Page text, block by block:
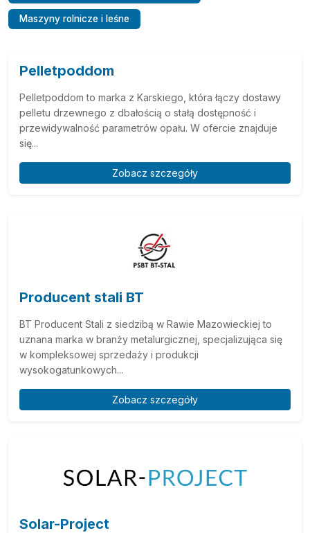
Maszyny rolnicze i leśne
Pelletpoddom
Pelletpoddom to marka z Karskiego, która łączy dostawy
pelletu drzewnego z dbałością o stałą dostępność i
przewidywalność parametrów opału. W ofercie znajduje
się...
Zobacz szczegóły
Producent stali BT
BT Producent Stali z siedzibą w Rawie Mazowieckiej to
uznana marka w branży metalurgicznej, specjalizująca się
w kompleksowej sprzedaży i produkcji
wysokogatunkowych...
Zobacz szczegóły
Solar-Project